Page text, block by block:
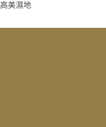
高美濕地